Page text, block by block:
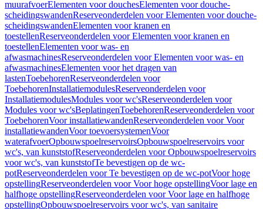
muurafvoerElementen voor douchesElementen voor douche-
scheidingswandenReserveonderdelen voor Elementen voor douche-
scheidingswandenElementen voor kranen en
toestellenReserveonderdelen voor Elementen voor kranen en
toestellenElementen voor was- en
afwasmachinesReserveonderdelen voor Elementen voor was- en
afwasmachinesElementen voor het dragen van
lastenToebehorenReserveonderdelen voor
ToebehorenInstallatiemodulesReserveonderdelen voor
InstallatiemodulesModules voor wc'sReserveonderdelen voor
Modules voor wc'sBeplatingenToebehorenReserveonderdelen voor
ToebehorenVoor installatiewandenReserveonderdelen voor Voor
installatiewandenVoor toevoersystemenVoor
waterafvoerOpbouwspoelreservoirsOpbouwspoelreservoirs voor
wc's, van kunststofReserveonderdelen voor Opbouwspoelreservoirs
voor wc's, van kunststofTe bevestigen op de wc-
potReserveonderdelen voor Te bevestigen op de wc-potVoor hoge
opstellingReserveonderdelen voor Voor hoge opstellingVoor lage en
halfhoge opstellingReserveonderdelen voor Voor lage en halfhoge
opstellingOpbouwspoelreservoirs voor wc's, van sanitaire